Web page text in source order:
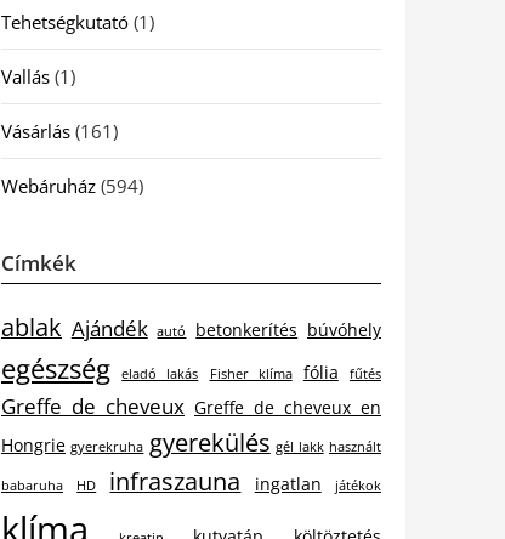
Tehetségkutató(1)
Vallás(1)
Vásárlás(161)
Webáruház(594)
Címkék
ablak Ajándék autó betonkerítés búvóhely
egészség eladó lakás Fisher klíma fólia fűtés
Greffe de cheveux Greffe de cheveux en
Hongrie gyerekruha gyerekülés gél lakk használt
babaruha HD infraszauna ingatlan játékok
klíma